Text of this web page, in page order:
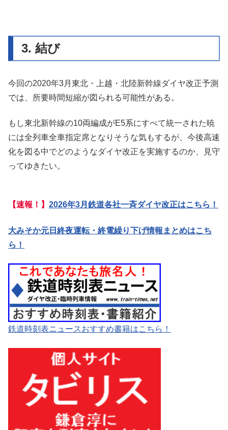
3. 結び
今回の2020年3月東北・上越・北陸新幹線ダイヤ改正予測
では、所要時間短縮が図られる可能性がある。
もし東北新幹線の10両編成がE5系にすべて統一された暁
には全列車全車指定席となりそうな気もするが、今後高速
化を図る中でどのようなダイヤ改正を実施するのか、見守
ってゆきたい。
【速報！】 2026年3月鉄道各社一斉ダイヤ改正はこちら！
大みそか元日終夜運転・終電繰り下げ情報まとめはこち
ら！
鉄道時刻表ニュースおすすめ書籍はこちら！